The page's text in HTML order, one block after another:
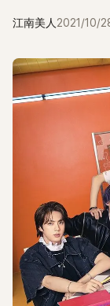
江南美人 2021/10/